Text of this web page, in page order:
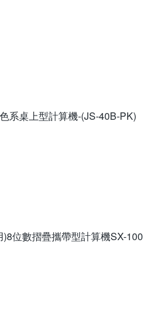
系桌上型計算機-(JS-40B-PK)
位數摺疊攜帶型計算機SX-100